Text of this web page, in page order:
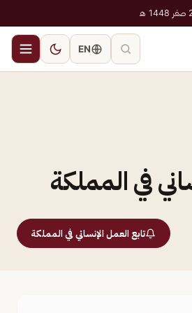
EN
في المملكة
تابع العمل الإنساني في المملكة